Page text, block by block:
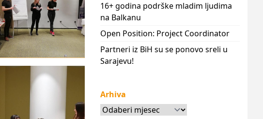
16+ godina podrške mladim ljudima
na Balkanu
Open Position: Project Coordinator
Partneri iz BiH su se ponovo sreli u
Sarajevu!
Arhiva
Arhiva